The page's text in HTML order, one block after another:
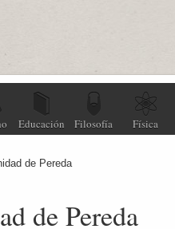
Educación Filosofía Física
de Pereda
de Pereda